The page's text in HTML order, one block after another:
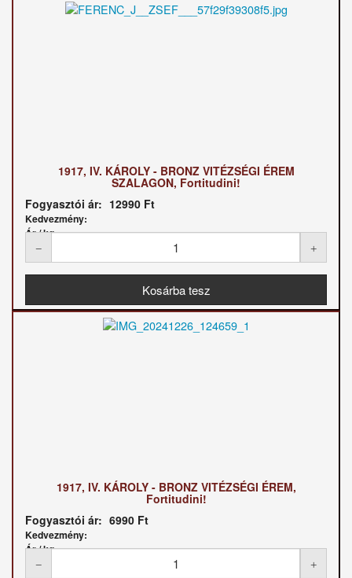
1917, IV. KÁROLY - BRONZ VITÉZSÉGI ÉREM
SZALAGON, Fortitudini!
Fogyasztói ár: 12990 Ft
Kedvezmény:
Ár / kg:
1917, IV. KÁROLY - BRONZ VITÉZSÉGI ÉREM,
Fortitudini!
Fogyasztói ár: 6990 Ft
Kedvezmény:
Ár / kg: